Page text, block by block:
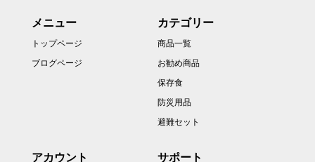
メニュー
トップページ
ブログページ
カテゴリー
商品一覧
お勧め商品
保存食
防災用品
避難セット
アカウント サポート